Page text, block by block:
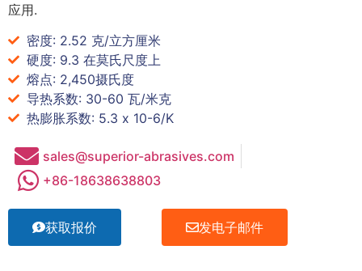
应用.
密度: 2.52 克/立方厘米
硬度: 9.3 在莫氏尺度上
熔点: 2,450摄氏度
导热系数: 30-60 瓦/米克
热膨胀系数: 5.3 x 10-6/K
sales@superior-abrasives.com
+86-18638638803
获取报价 发电子邮件